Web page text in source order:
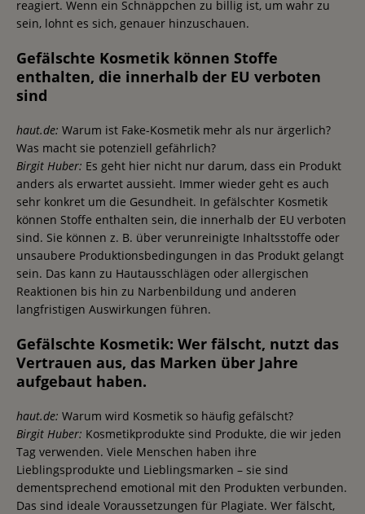
reagiert. Wenn ein Schnäppchen zu billig ist, um wahr zu
sein, lohnt es sich, genauer hinzuschauen.
Gefälschte Kosmetik können Stoffe
enthalten, die innerhalb der EU verboten
sind
haut.de: Warum ist Fake-Kosmetik mehr als nur ärgerlich?
Was macht sie potenziell gefährlich?
Birgit Huber: Es geht hier nicht nur darum, dass ein Produkt
anders als erwartet aussieht. Immer wieder geht es auch
sehr konkret um die Gesundheit. In gefälschter Kosmetik
können Stoffe enthalten sein, die innerhalb der EU verboten
sind. Sie können z. B. über verunreinigte Inhaltsstoffe oder
unsaubere Produktionsbedingungen in das Produkt gelangt
sein. Das kann zu Hautausschlägen oder allergischen
Reaktionen bis hin zu Narbenbildung und anderen
langfristigen Auswirkungen führen.
Gefälschte Kosmetik: Wer fälscht, nutzt das
Vertrauen aus, das Marken über Jahre
aufgebaut haben.
haut.de: Warum wird Kosmetik so häufig gefälscht?
Birgit Huber: Kosmetikprodukte sind Produkte, die wir jeden
Tag verwenden. Viele Menschen haben ihre
Lieblingsprodukte und Lieblingsmarken – sie sind
dementsprechend emotional mit den Produkten verbunden.
Das sind ideale Voraussetzungen für Plagiate. Wer fälscht,